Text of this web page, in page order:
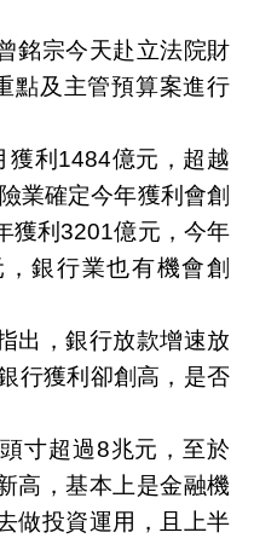
銘宗今天赴立法院財
點及主管預算案進行
獲利1484億元，超越
業確定今年獲利會創
獲利3201億元，今年
銀行業也有機會創
出，銀行放款增速放
行獲利卻創高，是否
寸超過8兆元，至於
高，基本上是金融機
做投資運用，且上半